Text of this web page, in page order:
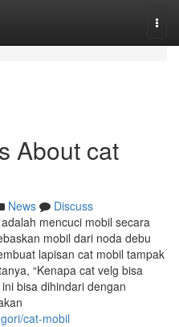
About cat
News
Discuss
mencuci mobil secara
mobil dari noda debu
lapisan cat mobil tampak
“Kenapa cat velg bisa
bisa dihindari dengan
cat-mobil